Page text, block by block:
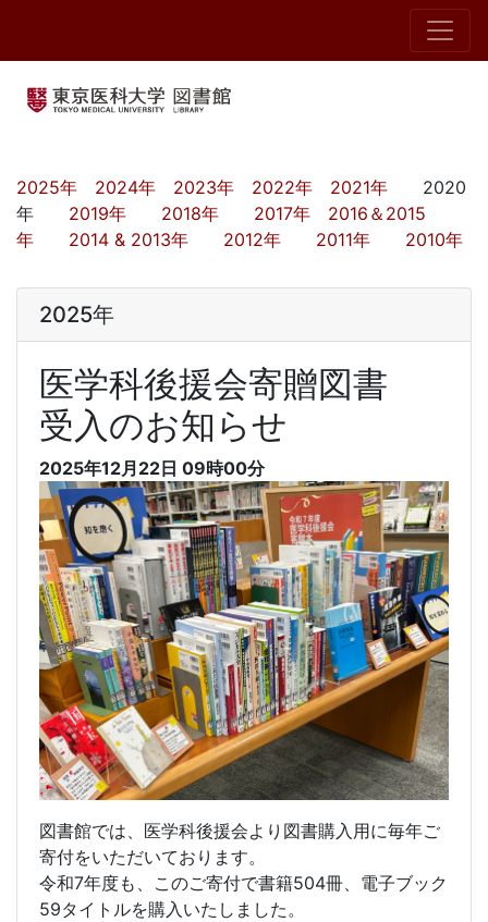
2025年 2024年 2023年 2022年 2021年 2020
年 2019年 2018年 2017年
2016＆2015
年
2014 & 2013年 2012年 2011年 2010年
2025年
医学科後援会寄贈図書
受入のお知らせ
2025年12月22日 09時00分
図書館では、医学科後援会より図書購入用に毎年ご
寄付をいただいております。
令和7年度も、このご寄付で書籍504冊、電子ブック
59タイトルを購入いたしました。